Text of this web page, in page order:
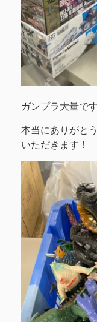
ガンプラ大量です
本当にありがと
いただきます！